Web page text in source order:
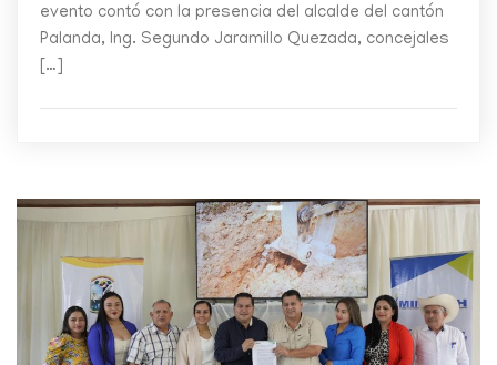
evento contó con la presencia del alcalde del cantón
Palanda, Ing. Segundo Jaramillo Quezada, concejales
[…]